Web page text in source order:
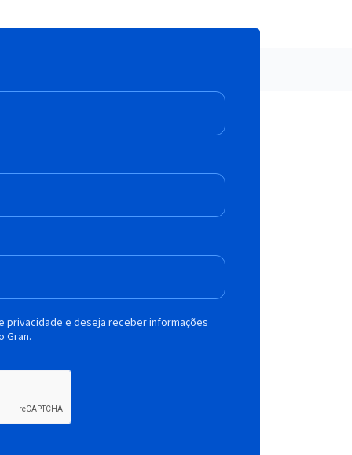
privacidade e deseja receber informações
Gran.